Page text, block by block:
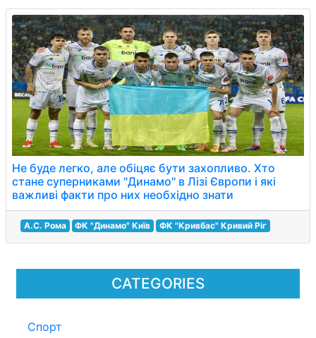
CATEGORIES
Спорт
Не буде легко, але обіцяє бути захопливо. Хто
стане суперниками "Динамо" в Лізі Європи і які
важливі факти про них необхідно знати
А.С. Рома ФК "Динамо" Київ ФК "Кривбас" Кривий Ріг